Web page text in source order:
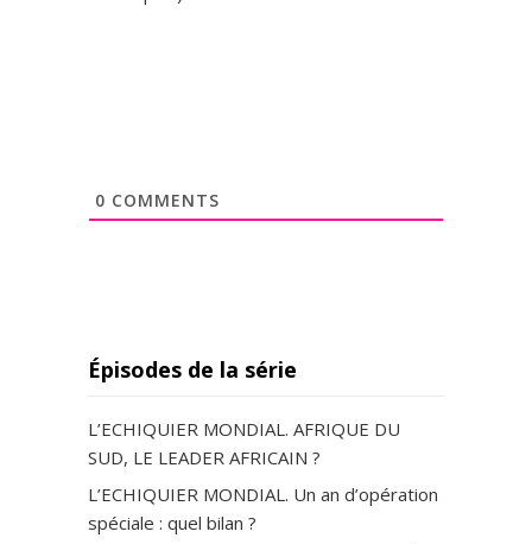
0 COMMENTS
Épisodes de la série
L’ECHIQUIER MONDIAL. AFRIQUE DU
SUD, LE LEADER AFRICAIN ?
L’ECHIQUIER MONDIAL. Un an d’opération
spéciale : quel bilan ?